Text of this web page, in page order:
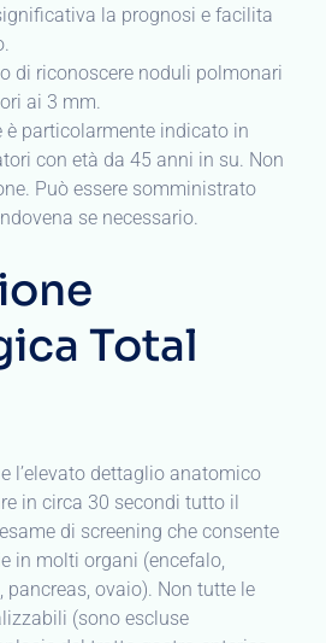
la prognosi e facilita
di riconoscere noduli polmonari
ai 3 mm.
è particolarmente indicato in
con età da 45 anni in su. Non
Può essere somministrato
se necessario.
Total
l’elevato dettaglio anatomico
in circa 30 secondi tutto il
di screening che consente
in molti organi (encefalo,
pancreas, ovaio). Non tutte le
(sono escluse